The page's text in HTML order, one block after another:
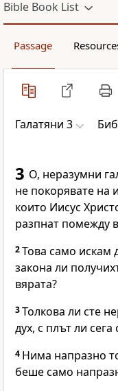
Bible Book List
Passage
Галатяни 3
3 О, неразумни
не покорявате на
които Иисус
разпнат помежду
2Това само искам
закона ли
вярата?
3Толкова ли сте
дух, с плът ли
4 Нима напразно
беше само